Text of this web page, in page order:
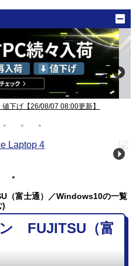
下げ【26/08/07 08:00更新】
（富士通）／Windows10の一覧
)
FUJITSU（富